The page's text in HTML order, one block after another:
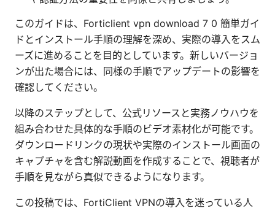
このガイドは、Forticlient vpn download 7 0 簡単ガイ
ドとインストール手順の理解を深め、実際の導入をスム
ーズに進めることを目的としています。新しいバージョ
ンが出た場合には、同様の手順でアップデートの影響を
確認してください。
以降のステップとして、公式リソースと実務ノウハウを
組み合わせた具体的な手順のビデオ素材化が可能です。
ダウンロードリンクの現状や実際のインストール画面の
キャプチャを含む解説動画を作成することで、視聴者が
手順を見ながら真似できるようになります。
この投稿では、FortiClient VPNの導入を迷っている人